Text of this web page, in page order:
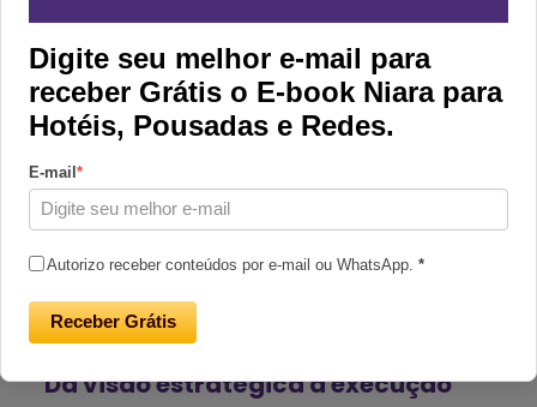
Da visão estratégica à execução
Digite seu melhor e-mail para
receber Grátis o E-book Niara para
Hotéis, Pousadas e Redes.
E-mail*
Autorizo receber conteúdos por e-mail ou WhatsApp. *
Receber Grátis